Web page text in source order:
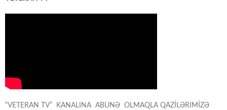
“VETERAN TV” KANALINA ABUNƏ OLMAQLA QAZİLƏRIMİZƏ